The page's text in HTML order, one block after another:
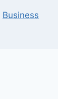
Business